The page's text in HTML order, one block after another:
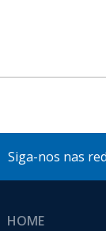
Siga-nos nas
HOME